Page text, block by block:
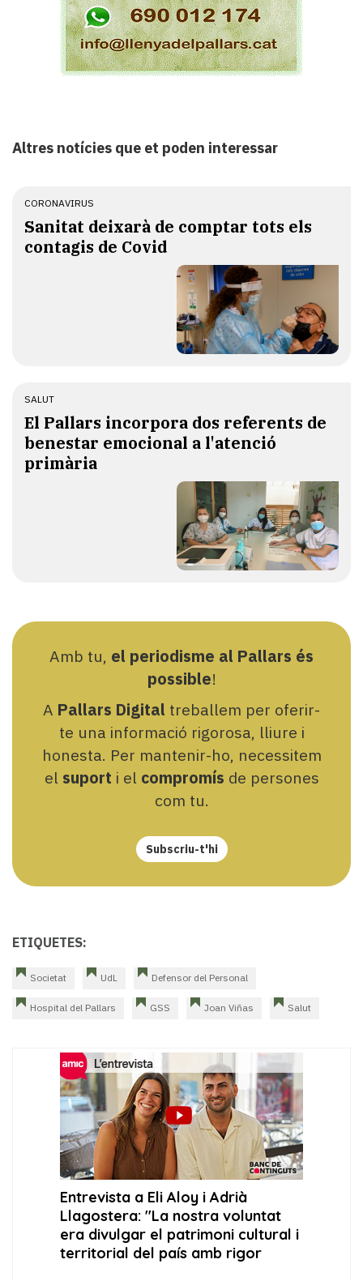
Altres notícies que et poden interessar
CORONAVIRUS
Sanitat deixarà de comptar tots els
contagis de Covid
SALUT
El Pallars incorpora dos referents de
benestar emocional a l'atenció
primària
Amb tu, el periodisme al Pallars és
possible!
A Pallars Digital treballem per oferir-
te una informació rigorosa, lliure i
honesta. Per mantenir-ho, necessitem
el suport i el compromís de persones
com tu.
Subscriu-t'hi
ETIQUETES:
Societat UdL Defensor del Personal
Hospital del Pallars GSS Joan Viñas Salut